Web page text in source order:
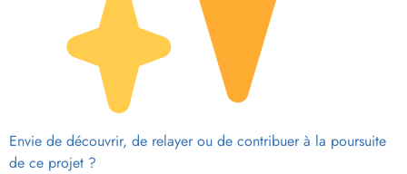
Envie de découvrir, de relayer ou de contribuer à la poursuite
de ce projet ?